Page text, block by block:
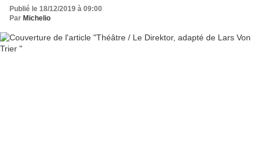
Publié le 18/12/2019 à 09:00
Par Michelio